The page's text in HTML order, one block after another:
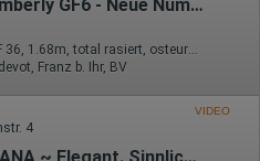
Deutsche Kimberly GF6 - Neue Nummer
23 Jahre, 75D, KF 36, 1.68m, total rasiert, osteuropäisch
Franz b. Ihr, BV
VIDEO
4